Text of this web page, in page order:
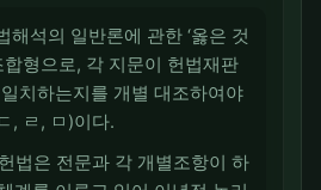
석의 일반론에 관한 ‘옳은 것
합형으로, 각 지문이 헌법재판
치하는지를 개별 대조하여야
, ㄹ, ㅁ)이다.
법은 전문과 각 개별조항이 하